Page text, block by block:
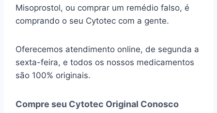
Misoprostol, ou comprar um remédio falso, é
comprando o seu Cytotec com a gente.
Oferecemos atendimento online, de segunda a
sexta-feira, e todos os nossos medicamentos
são 100% originais.
Compre seu Cytotec Original Conosco